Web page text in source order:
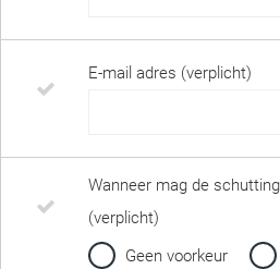
E-mail adres (verplicht)
Wanneer mag de
(verplicht)
Geen voorkeur